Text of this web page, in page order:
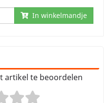
In winkelmandje
artikel te beoordelen